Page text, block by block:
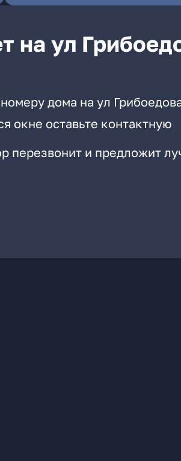
на ул
дома на ул
окне оставьте контактную
перезвонит и предложит